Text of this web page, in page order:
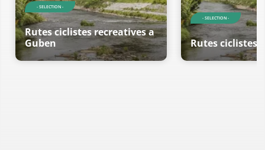
- SELECTION -
Rutes ciclistes recreatives a
Guben
- SELECTION -
Rutes ciclistes